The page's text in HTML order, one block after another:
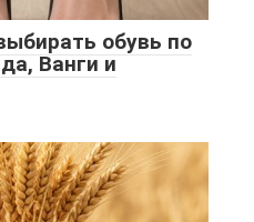
обувь по
Ванги и